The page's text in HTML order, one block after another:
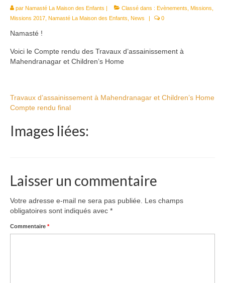
Documents
Parrainages
Missions 2023
Nous contacter
par Namasté La Maison des Enfants | Classé dans : Evènements Missions
Missions 2017 Namasté La Maison des Enfants News | 0
Namasté !
Voici le Compte rendu des Travaux d’assainissement à
Mahendranagar et Children’s Home
Travaux d’assainissement à Mahendranagar et Children’s Home
Compte rendu final
Images liées:
Laisser un commentaire
Votre adresse e-mail ne sera pas publiée.
Les champs
obligatoires sont indiqués avec *
Commentaire *